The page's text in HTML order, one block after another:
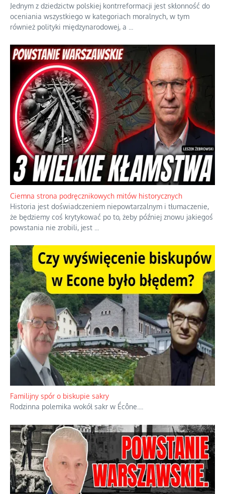
Jednym z dziedzictw polskiej kontrreformacji jest skłonność do
oceniania wszystkiego w kategoriach moralnych, w tym
również polityki międzynarodowej, a
Ciemna strona podręcznikowych mitów historycznych
Historia jest doświadczeniem niepowtarzalnym i tłumaczenie,
że będziemy coś krytykować po to, żeby później znowu jakiegoś
powstania nie zrobili, jest
Familijny spór o biskupie sakry
Rodzinna polemika wokół sakr w Écône.